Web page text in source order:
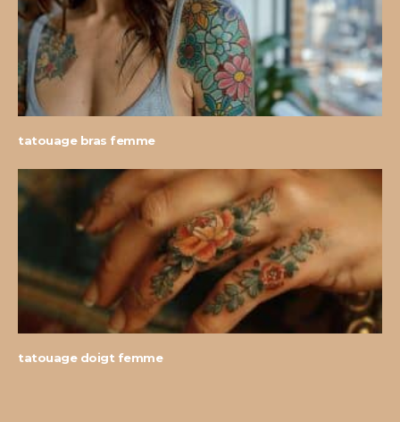
tatouage bras femme
tatouage doigt femme